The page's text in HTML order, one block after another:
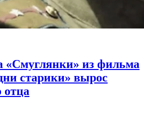
«Смуглянки» из фильма
старики» вырос
отца